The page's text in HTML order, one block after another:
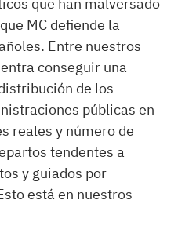
MC defiende la
Entre nuestros
conseguir una
de los
públicas en
reales y número de
tendentes a
y guiados por
está en nuestros